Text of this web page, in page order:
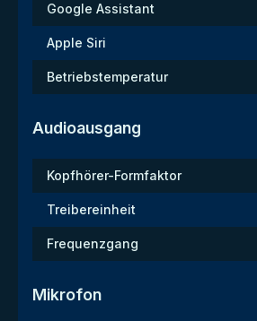
Google Assistant
Apple Siri
Betriebstemperatur
Audioausgang
Kopfhörer-Formfaktor
Treibereinheit
Frequenzgang
Mikrofon